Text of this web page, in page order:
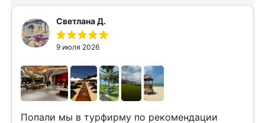
Светлана Д.
9 июля 2026
Попали мы в турфирму по рекомендации